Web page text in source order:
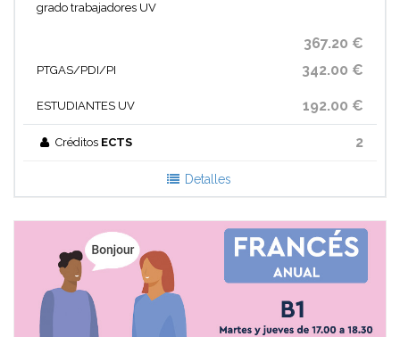
grado trabajadores UV
367.20 €
PTGAS/PDI/PI 342.00 €
ESTUDIANTES UV 192.00 €
Créditos ECTS 2
Detalles